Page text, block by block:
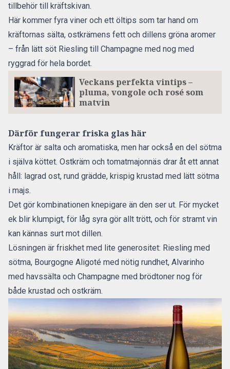
tillbehör till kräftskivan.
Här kommer fyra viner och ett öltips som tar hand om
kräftornas sälta, ostkrämens fett och dillens gröna aromer
– från lätt söt Riesling till Champagne med nog med
ryggrad för hela bordet.
Veckans perfekta vintips –
pluma, vongole och rosé som
matvin
Därför fungerar friska glas här
Kräftor är salta och aromatiska, men har också en del sötma
i själva köttet. Ostkräm och tomatmajonnäs drar åt ett annat
håll: lagrad ost, rund grädde, krispig krustad med lätt sötma
i majs.
Det gör kombinationen knepigare än den ser ut. För mycket
ek blir klumpigt, för låg syra gör allt trött, och för stramt vin
kan kännas surt mot dillen.
Lösningen är friskhet med lite generositet: Riesling med
sötma, Bourgogne Aligoté med nötig rundhet, Alvarinho
med havssälta och Champagne med brödtoner nog för
både krustad och ostkräm.